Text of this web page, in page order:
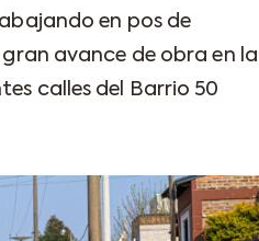
en pos de
avance de obra en la
calles del Barrio 50